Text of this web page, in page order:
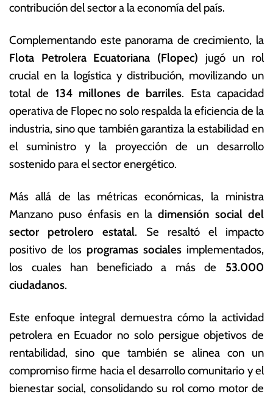
contribución del sector a la economía del país.
Complementando este panorama de crecimiento, la
Flota Petrolera Ecuatoriana (Flopec) jugó un rol
crucial en la logística y distribución, movilizando un
total de 134 millones de barriles. Esta capacidad
operativa de Flopec no solo respalda la eficiencia de la
industria, sino que también garantiza la estabilidad en
el suministro y la proyección de un desarrollo
sostenido para el sector energético.
Más allá de las métricas económicas, la ministra
Manzano puso énfasis en ladimensión social del
sector petrolero estatal. Se resaltó el impacto
positivo de los programas sociales implementados,
los cuales han beneficiado a más de 53.000
ciudadanos.
Este enfoque integral demuestra cómo la actividad
petrolera en Ecuador no solo persigue objetivos de
rentabilidad, sino que también se alinea con un
compromiso firme hacia el desarrollo comunitario y el
bienestar social, consolidando su rol como motor de